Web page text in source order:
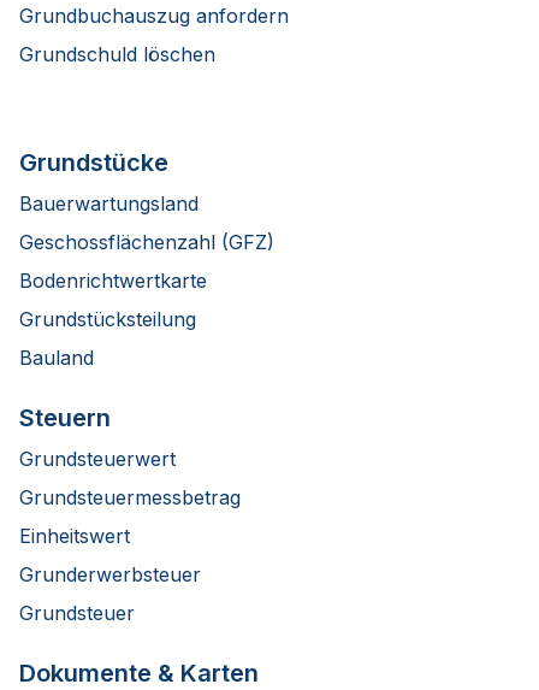
Grundbuchauszug anfordern
Grundschuld löschen
Grundstücke
Bauerwartungsland
Geschossflächenzahl (GFZ)
Bodenrichtwertkarte
Grundstücksteilung
Bauland
Steuern
Grundsteuerwert
Grundsteuermessbetrag
Einheitswert
Grunderwerbsteuer
Grundsteuer
Dokumente & Karten